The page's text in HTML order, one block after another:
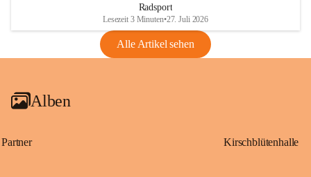
VBl. EU Nr. 18_2026
Radsport
Lesezeit 3 Minuten•27. Juli 2026
Alle Artikel sehen
Alben
Partner Kirschblütenhalle